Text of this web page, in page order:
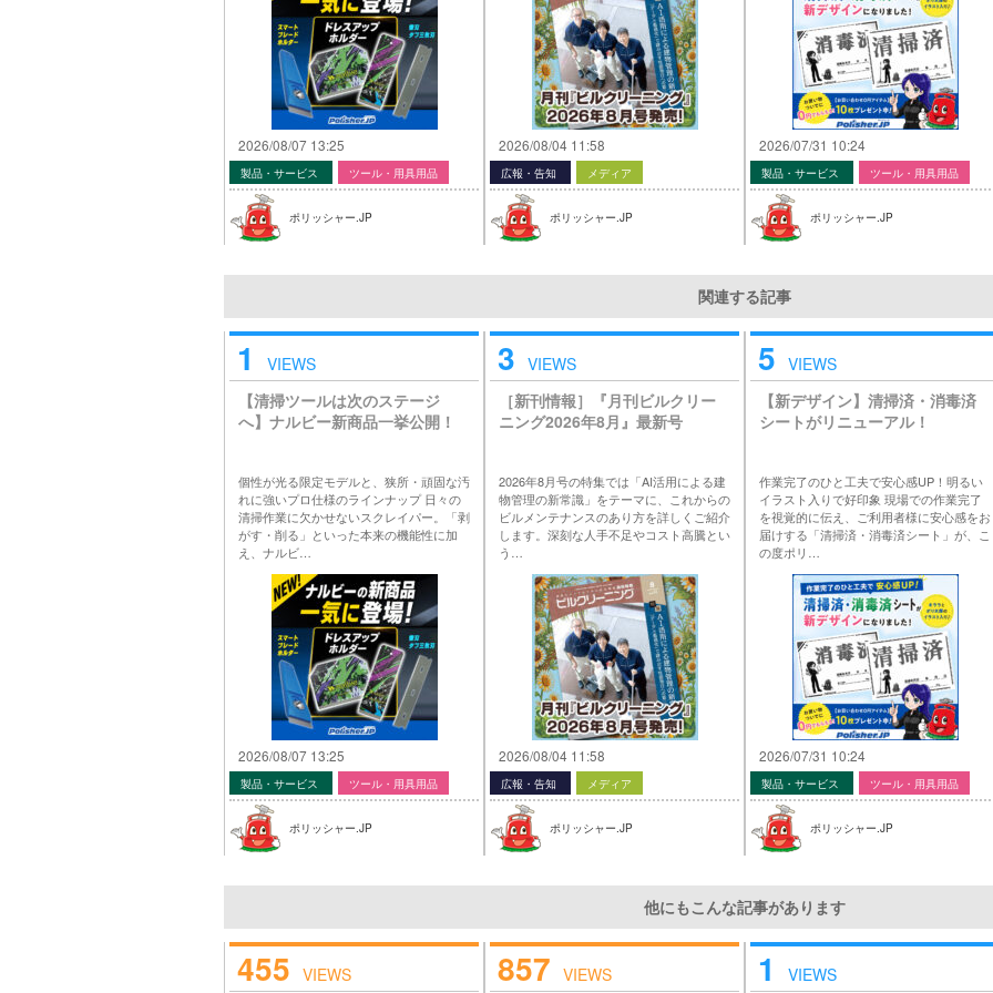
2026/08/07 13:25
製品・サービス ツール・用具用品
ポリッシャー.JP
2026/08/04 11:58
広報・告知 メディア
ポリッシャー.JP
2026/07/31 10:24
製品・サービス ツール・用具用品
ポリッシャー.JP
関連する記事
1
VIEWS
【清掃ツールは次のステージ
へ】ナルビー新商品一挙公開！
個性が光る限定モデルと、狭所・頑固な汚
れに強いプロ仕様のラインナップ 日々の
清掃作業に欠かせないスクレイパー。「剥
がす・削る」といった本来の機能性に加
え、ナルビ…
2026/08/07 13:25
製品・サービス ツール・用具用品
ポリッシャー.JP
3 VIEWS
［新刊情報］『月刊ビルクリー
ニング2026年8月』最新号
2026年8月号の特集では「AI活用による建
物管理の新常識」をテーマに、これからの
ビルメンテナンスのあり方を詳しくご紹介
します。深刻な人手不足やコスト高騰とい
う…
2026/08/04 11:58
広報・告知 メディア
ポリッシャー.JP
5 VIEWS
【新デザイン】清掃済・消毒済
シートがリニューアル！
作業完了のひと工夫で安心感UP！明るい
イラスト入りで好印象 現場での作業完了
を視覚的に伝え、ご利用者様に安心感をお
届けする「清掃済・消毒済シート」が、こ
の度ポリ…
2026/07/31 10:24
製品・サービス ツール・用具用品
ポリッシャー.JP
他にもこんな記事があります
455 VIEWS 857 VIEWS 1 VIEWS